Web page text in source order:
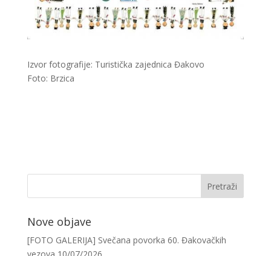
Izvor fotografije: Turistička zajednica Đakovo
Foto: Brzica
Nove objave
[FOTO GALERIJA] Svečana povorka 60. Đakovačkih